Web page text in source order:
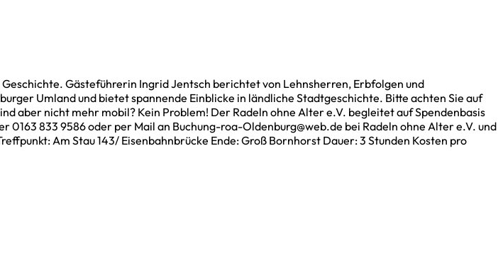
Gästeführerin Ingrid Jentsch berichtet von Lehnsherren, Erbfolgen und
Umland und bietet spannende Einblicke in ländliche Stadtgeschichte. Bitte achten Sie auf
aber nicht mehr mobil? Kein Problem! Der Radeln ohne Alter e.V. begleitet auf Spendenbasis
833 9586 oder per Mail an Buchung-roa-Oldenburg@web.de bei Radeln ohne Alter e.V. und
Am Stau 143/ Eisenbahnbrücke Ende: Groß Bornhorst Dauer: 3 Stunden Kosten pro